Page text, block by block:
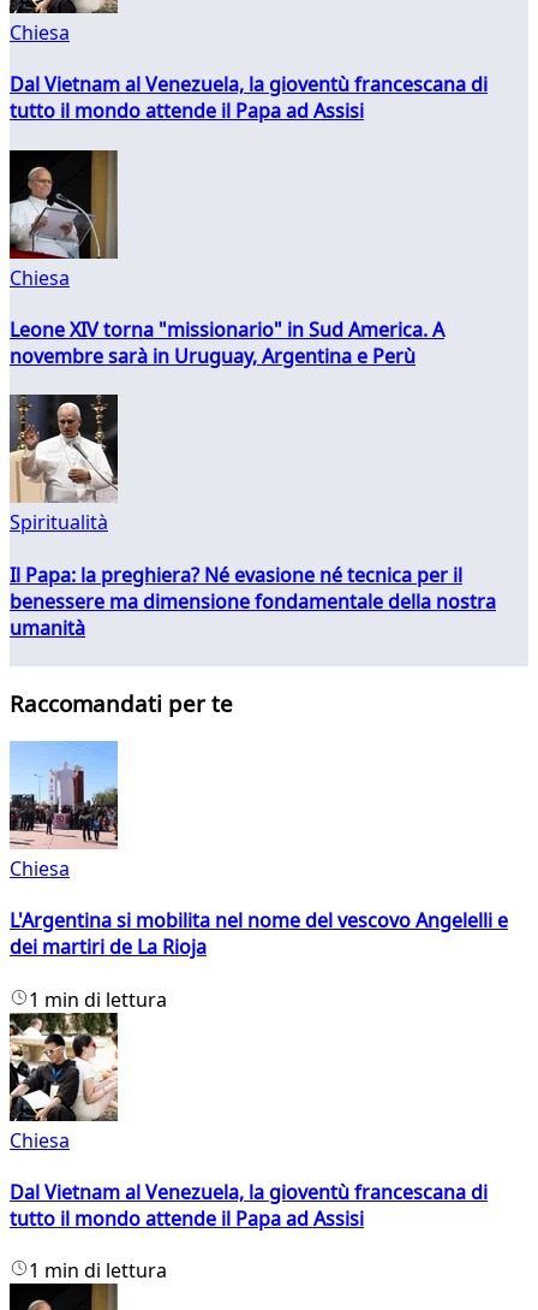
Chiesa
Dal Vietnam al Venezuela, la gioventù francescana di
tutto il mondo attende il Papa ad Assisi
Chiesa
Leone XIV torna "missionario" in Sud America. A
novembre sarà in Uruguay, Argentina e Perù
Spiritualità
Il Papa: la preghiera? Né evasione né tecnica per il
benessere ma dimensione fondamentale della nostra
umanità
Raccomandati per te
Chiesa
L'Argentina si mobilita nel nome del vescovo Angelelli e
dei martiri de La Rioja
1 min di lettura
Chiesa
Dal Vietnam al Venezuela, la gioventù francescana di
tutto il mondo attende il Papa ad Assisi
1 min di lettura